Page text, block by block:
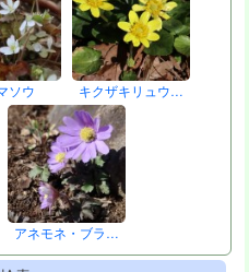
ソウ キクザキリュウ…
アネモネ・ブラ…